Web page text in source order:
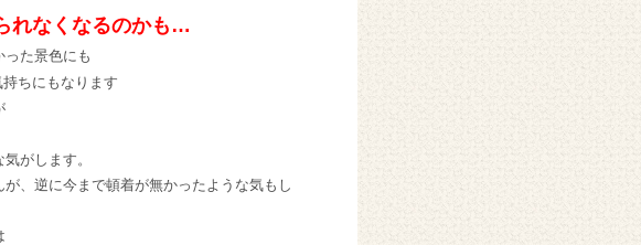
れなくなるのかも…
った景色にも
持ちにもなります
がします。
、逆に今まで頓着が無かったような気もし